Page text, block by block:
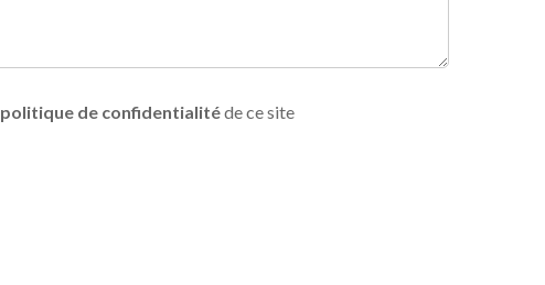
politique de confidentialitéde ce site